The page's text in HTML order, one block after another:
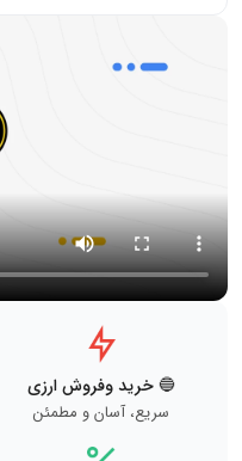
🔵 خرید وفروش ارزی
سریع، آسان و مطمئن